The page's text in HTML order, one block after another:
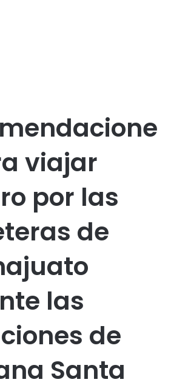
viajar
por las
de
las
de
Santa